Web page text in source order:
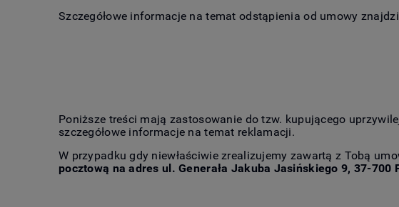
Szczegółowe informacje na temat odstąpienia od umowy
Poniższe treści mają zastosowanie do tzw. kupującego
szczegółowe informacje na temat reklamacji.
W przypadku gdy niewłaściwie zrealizujemy zawartą z Tobą
pocztową na adres ul. Generała Jakuba Jasińskiego 9, 37-700